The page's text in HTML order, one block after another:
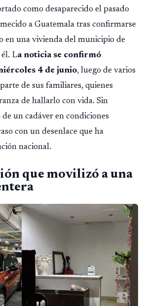
como desaparecido el pasado
a Guatemala tras confirmarse
en una vivienda del municipio de
él. La noticia se confirmó
4 de junio, luego de varios
de sus familiares, quienes
de hallarlo con vida. Sin
un cadáver en condiciones
con un desenlace que ha
nacional.
que movilizó a una